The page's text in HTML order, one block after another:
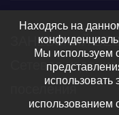
ЗАНЕВСКИЙ
Сетевое
поселения
Находясь на
Мы используем
использовать
использованием